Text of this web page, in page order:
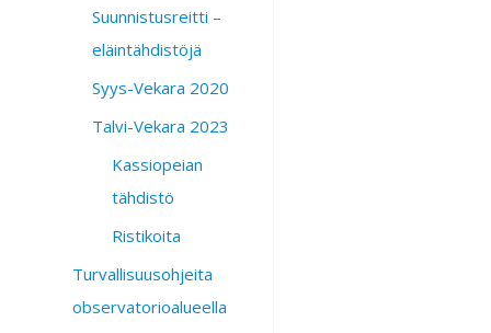
Suunnistusreitti –
eläintähdistöjä
Syys-Vekara 2020
Talvi-Vekara 2023
Kassiopeian
tähdistö
Ristikoita
Turvallisuusohjeita
observatorioalueella